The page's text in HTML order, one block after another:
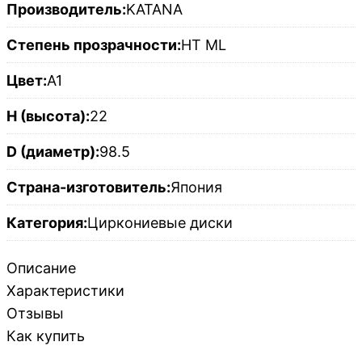
Производитель:KATANA
Степень прозрачности:HT ML
Цвет:A1
H (высота):22
D (диаметр):98.5
Страна-изготовитель:Япония
Категория:Циркониевые диски
Описание
Характеристики
Отзывы
Как купить